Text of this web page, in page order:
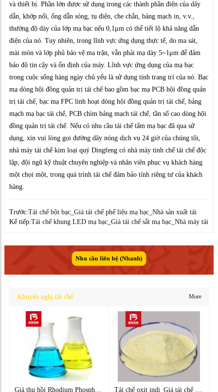
và thiết bị. Phần lớn được sử dụng trong các thành phần điện của dây
dẫn, khớp nối, ống dẫn sóng, tụ điện, che chắn, bảng mạch in, v.v.,
thường độ dày của lớp mạ bạc nếu 0,1μm có thể tiết lộ khả năng dẫn
điện của nó. Tuy nhiên, trong lĩnh vực ứng dụng thực tế, do ma sát,
mài mòn và lớp phủ bảo vệ ma trận, vẫn phải mạ dày 5~1μm để đảm
bảo độ tin cậy và ổn định của máy. Lĩnh vực ứng dụng của mạ bạc
trong cuộc sống hàng ngày chủ yếu là sử dụng tính trang trí của nó. Bạc
mạ dòng hội đồng quản trị tái chế bao gồm bạc mạ PCB hội đồng quản
trị tái chế, bạc mạ FPC linh hoạt dòng hội đồng quản trị tái chế, bảng
mạch mạ bạc tái chế, PCB chìm bảng mạch tái chế, tần số cao dòng hội
đồng quản trị tái chế. Nếu có nhu cầu tái chế tấm mạ bạc đã qua sử
dụng, xin vui lòng gọi đường dây nóng dịch vụ 24 giờ của chúng tôi,
nhà máy tái chế kim loại quý Dingfeng có nhà máy tinh chế tái chế độc
lập, đội ngũ kỹ thuật chuyên nghiệp và nhân viên phục vụ khách hàng
một chọi một, trong quá trình tái chế đảm bảo tính riêng tư của khách
hàng.
Trước:Tái chế bột bạc_Giá tái chế phế liệu mạ bạc_Nhà sản xuất tái
Kế tiếp:Tái chế khung LED mạ bạc_Giá tái chế sắt mạ bạc_Nhà máy tái
Nhu cầu liên hệ (Nhanh)
Khuyến nghị tái chế More